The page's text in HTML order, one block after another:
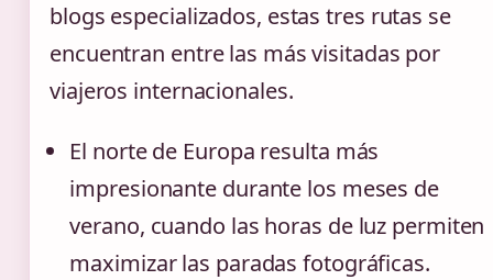
blogs especializados, estas tres rutas se
encuentran entre las más visitadas por
viajeros internacionales.
El norte de Europa resulta más
impresionante durante los meses de
verano, cuando las horas de luz permiten
maximizar las paradas fotográficas.